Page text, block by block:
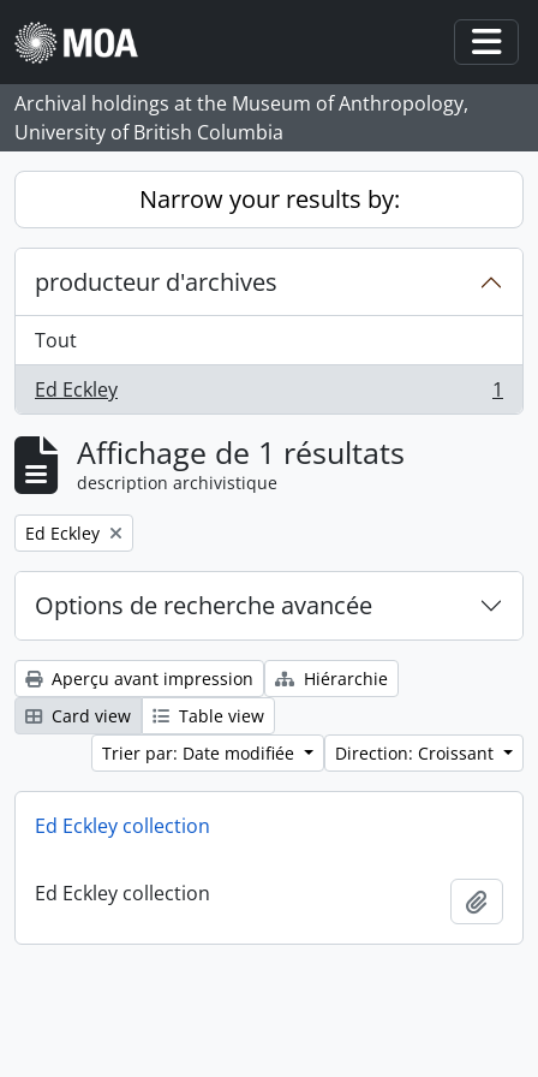
Skip to main content
Archival holdings at the Museum of Anthropology,
University of British Columbia
Narrow your results by:
producteur d'archives
Tout
Ed Eckley
, 1 résultats 1
Affichage de 1 résultats
description archivistique
Remove filter:
Ed Eckley
Options de recherche avancée
Aperçu avant impression
Hiérarchie
Card view
Table view
Trier par: Date modifiée
Direction: Croissant
Ed Eckley collection
Ed Eckley collection